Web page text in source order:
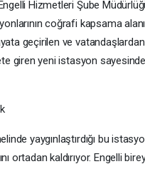
Hizmetleri Şube
coğrafi kapsama
geçirilen ve
giren yeni istasyon
yaygınlaştırdığı bu
ortadan kaldırıyor. Engelli